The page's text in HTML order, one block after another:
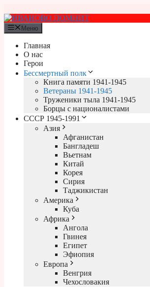
к
содержимому
Меню
Главная
О нас
Герои
Бессмертный полк
Книга памяти 1941-1945
Ветераны 1941-1945
Труженики тыла 1941-1945
Борцы с националистами
СССР 1945-1991
Азия
Афганистан
Бангладеш
Вьетнам
Китай
Корея
Сирия
Таджикистан
Америка
Куба
Африка
Ангола
Гвинея
Египет
Эфиопия
Европа
Венгрия
Чехословакия